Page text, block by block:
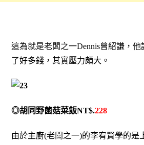
這為就是老闆之一Dennis曾紹謙，
了好多錢，其實壓力頗大。
◎胡同野菌菇菜飯NT$.228
由於主廚(老闆之一)的李宥賢學的是